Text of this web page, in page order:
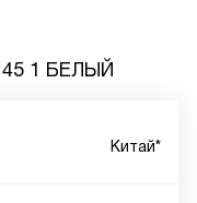
45 1 БЕЛЫЙ
Китай*